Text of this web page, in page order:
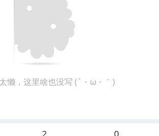
懒，这里啥也没写 (´・ω・｀)
2 0